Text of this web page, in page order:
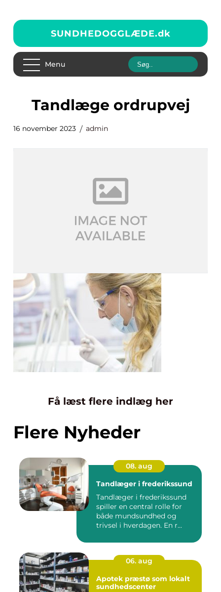
SUNDHEDOGGLÆDE.dk
Menu
tandlæge ordrupvej
16 november 2023 admin
Få læst flere indlæg her
Flere Nyheder
08. aug
Tandlæger i frederikssund
Tandlæger i frederikssund
spiller en central rolle for
både mundsundhed og
trivsel i hverdagen. En r...
06. aug
Apotek præstø som lokalt
sundhedscenter